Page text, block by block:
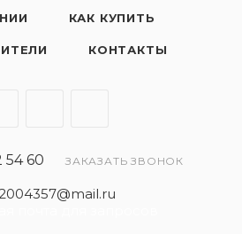
КАК КУПИТЬ
КОНТАКТЫ
54 60 ЗАКАЗАТЬ ЗВОНОК